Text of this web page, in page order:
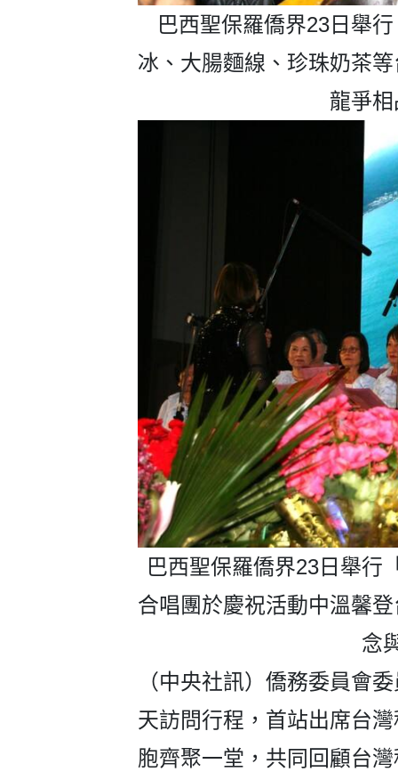
巴西聖保羅僑界23日舉
冰、大腸麵線、珍珠奶茶
龍爭
巴西聖保羅僑界23日舉行
合唱團於慶祝活動中溫馨
念
（中央社訊）僑務委員會
天訪問行程，首站出席台
胞齊聚一堂，共同回顧台